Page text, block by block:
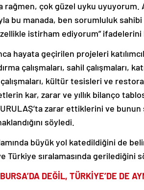
rağmen, çok güzel uyku
bu manada, ben sorumluluk
istirham ediyorum” ifadelerini
hayata geçirilen projeleri
çalışmaları, sahil çalışmaları,
kültür tesisleri ve
kar, zarar ve yıllık bilanço
zarar ettiklerini ve
söyledi.
büyük yol katedildiğini de
Türkiye sıralamasında gerilediğini
DEĞİL, TÜRKİYE’DE DE